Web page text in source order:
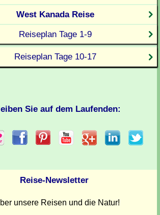
West Kanada Reise
Reiseplan Tage 1-9
Reiseplan Tage 10-17
Sie auf dem Laufenden:
Reise-Newsletter
unsere Reisen und die Natur!